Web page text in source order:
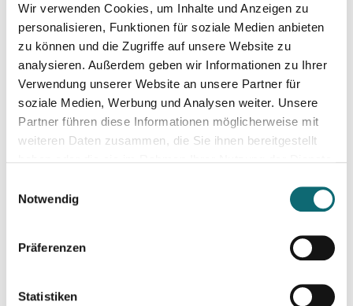
Wir verwenden Cookies, um Inhalte und Anzeigen zu
personalisieren, Funktionen für soziale Medien anbieten
zu können und die Zugriffe auf unsere Website zu
analysieren. Außerdem geben wir Informationen zu Ihrer
Verwendung unserer Website an unsere Partner für
soziale Medien, Werbung und Analysen weiter. Unsere
Partner führen diese Informationen möglicherweise mit
weiteren Daten zusammen, die Sie ihnen bereitgestellt
Notwendig
Präferenzen
Statistiken
08.10.2024
Kreativ mit Canva – Grundlagen
08.10.2024
Would Donald Trump’s Victory pose a Threat to Press
Crashkurs LinkedIn
11.10.2024